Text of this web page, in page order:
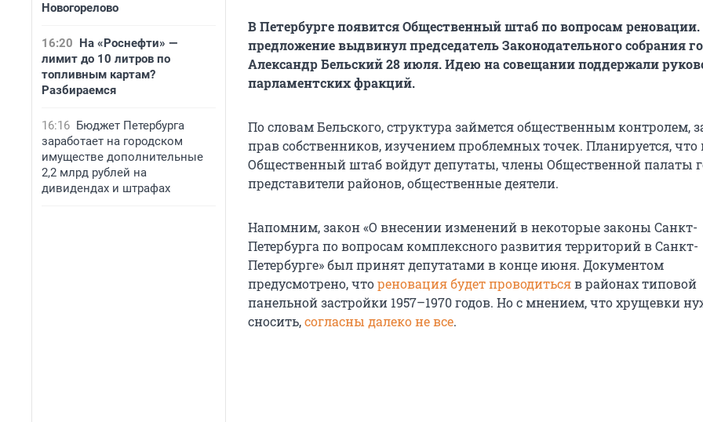
Новогорелово
16:20 На «Роснефти» —
лимит до 10 литров по
топливным картам?
Разбираемся
16:16 Бюджет Петербурга
заработает на городском
имуществе дополнительные
2,2 млрд рублей на
дивидендах и штрафах
В Петербурге появится Общественный штаб по вопросам реновации.
предложение выдвинул председатель Законодательного собрания
Александр Бельский 28 июля. Идею на совещании поддержали
парламентских фракций.
По словам Бельского, структура займется общественным контролем,
прав собственников, изучением проблемных точек. Планируется, что
Общественный штаб войдут депутаты, члены Общественной палаты
представители районов, общественные деятели.
Напомним, закон «О внесении изменений в некоторые законы Санкт-
Петербурга по вопросам комплексного развития территорий в Санкт-
Петербурге» был принят депутатами в конце июня. Документом
предусмотрено, чтореновация будет проводитьсяв районах типовой
панельной застройки 1957–1970 годов. Но с мнением, что хрущевки
сносить,согласны далеко не все.